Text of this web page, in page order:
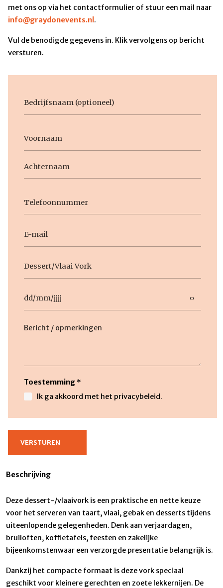
met ons op via het contactformulier of stuur een mail naar
info@graydonevents.nl .
Vul de benodigde gegevens in. Klik vervolgens op bericht
versturen.
mail
titel
DD
slash
MM
Beschrijving
Toestemming *
Ik ga akkoord met het privacybeleid.
Beschrijving
Deze dessert-/vlaaivork is een praktische en nette keuze
voor het serveren van taart, vlaai, gebak en desserts tijdens
uiteenlopende gelegenheden. Denk aan verjaardagen,
bruiloften, koffietafels, feesten en zakelijke
bijeenkomstenwaar een verzorgde presentatie belangrijk is.
Dankzij het compacte formaat is deze vork speciaal
geschikt voor kleinere gerechten en zoete lekkernijen. De